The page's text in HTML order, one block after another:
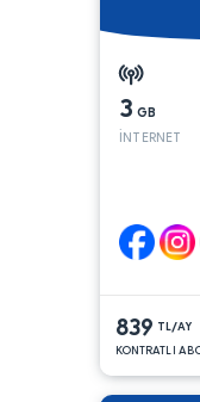
3 GB
İNTERNET
839 TL/AY
KONTRATLI